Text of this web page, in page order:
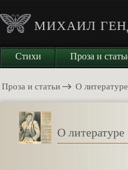
МИХАИЛ
Стихи Проза и
Проза и статьи О литературе
О литературе